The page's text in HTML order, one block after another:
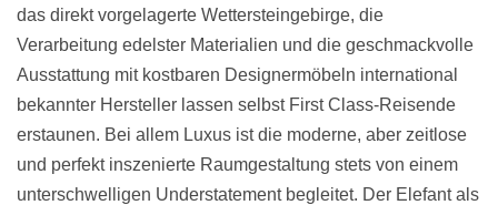
das direkt vorgelagerte Wettersteingebirge, die
Verarbeitung edelster Materialien und die geschmackvolle
Ausstattung mit kostbaren Designermöbeln international
bekannter Hersteller lassen selbst First Class-Reisende
erstaunen. Bei allem Luxus ist die moderne, aber zeitlose
und perfekt inszenierte Raumgestaltung stets von einem
unterschwelligen Understatement begleitet. Der Elefant als